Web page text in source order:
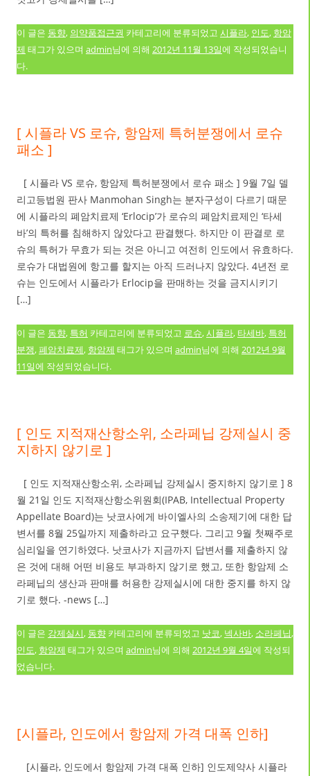
이 글은 동향, 의약품접근권 카테고리에 분류되었고 시플라, 인도, 항암
제 태그가 있으며 admin님에 의해 2012년 11월 13일에 작성되었습니
다.
[ 시플라 VS 로슈, 항암제 특허분쟁에서 로슈
패소 ]
[ 시플라 VS 로슈, 항암제 특허분쟁에서 로슈 패소 ] 9월 7일 델
리고등법원 판사 Manmohan Singh는 분자구성이 다르기 때문
에 시플라의 폐암치료제 ‘Erlocip’가 로슈의 폐암치료제인 ‘타세
바’의 특허를 침해하지 않았다고 판결했다. 하지만 이 판결로 로
슈의 특허가 무효가 되는 것은 아니고 여전히 인도에서 유효하다.
로슈가 대법원에 항고를 할지는 아직 드러나지 않았다. 4년전 로
슈는 인도에서 시플라가 Erlocip을 판매하는 것을 금지시키기
[…]
이 글은 동향, 특허 카테고리에 분류되었고 로슈,시플라, 타세바, 특허
분쟁,폐암치료제, 항암제 태그가 있으며 admin님에 의해 2012년 9월
11일에 작성되었습니다.
[ 인도 지적재산항소위, 소라페닙 강제실시 중
지하지 않기로 ]
[ 인도 지적재산항소위, 소라페닙 강제실시 중지하지 않기로 ] 8
월 21일 인도 지적재산항소위원회(IPAB, Intellectual Property
Appellate Board)는 낫코사에게 바이엘사의 소송제기에 대한 답
변서를 8월 25일까지 제출하라고 요구했다. 그리고 9월 첫째주로
심리일을 연기하였다. 낫코사가 지금까지 답변서를 제출하지 않
은 것에 대해 어떤 비용도 부과하지 않기로 했고, 또한 항암제 소
라페닙의 생산과 판매를 허용한 강제실시에 대한 중지를 하지 않
기로 했다. -news […]
이 글은 강제실시, 동향 카테고리에 분류되었고 낫코, 넥사바, 소라페닙,
인도, 항암제 태그가 있으며 admin님에 의해 2012년 9월 4일에 작성되
었습니다.
[시플라, 인도에서 항암제 가격 대폭 인하]
[시플라, 인도에서 항암제 가격 대폭 인하] 인도제약사 시플라